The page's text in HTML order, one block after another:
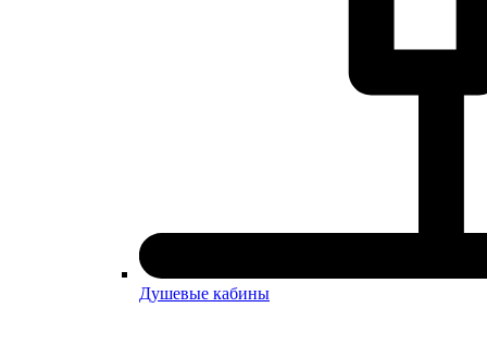
Душевые кабины